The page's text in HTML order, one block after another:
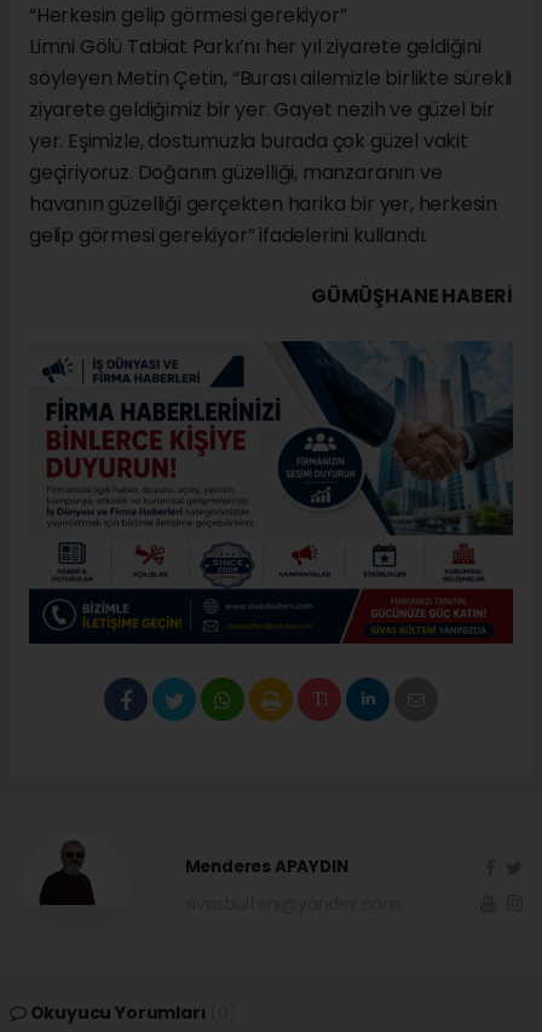
“Herkesin gelip görmesi gerekiyor”
Limni Gölü Tabiat Parkı’nı her yıl ziyarete geldiğini
söyleyen Metin Çetin, “Burası ailemizle birlikte sürekli
ziyarete geldiğimiz bir yer. Gayet nezih ve güzel bir
yer. Eşimizle, dostumuzla burada çok güzel vakit
geçiriyoruz. Doğanın güzelliği, manzaranın ve
havanın güzelliği gerçekten harika bir yer, herkesin
gelip görmesi gerekiyor” ifadelerini kullandı.
GÜMÜŞHANE HABERİ
Menderes APAYDIN
Okuyucu Yorumları